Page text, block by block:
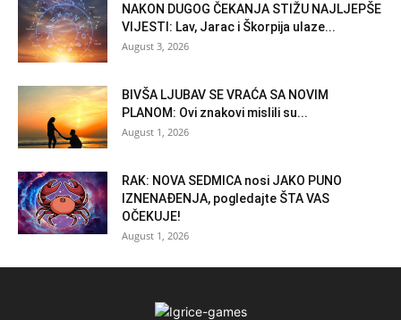
NAKON DUGOG ČEKANJA STIŽU NAJLJEPŠE
VIJESTI: Lav, Jarac i Škorpija ulaze...
August 3, 2026
BIVŠA LJUBAV SE VRAĆA SA NOVIM
PLANOM: Ovi znakovi mislili su...
August 1, 2026
RAK: NOVA SEDMICA nosi JAKO PUNO
IZNENAĐENJA, pogledajte ŠTA VAS
OČEKUJE!
August 1, 2026